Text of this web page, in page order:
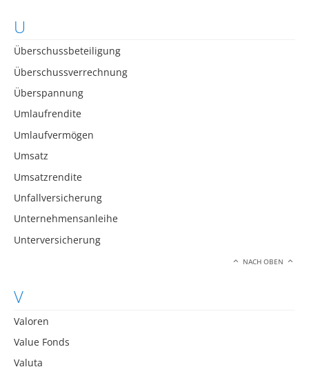
U
Überschussbeteiligung
Überschussverrechnung
Überspannung
Umlaufrendite
Umlaufvermögen
Umsatz
Umsatzrendite
Unfallversicherung
Unternehmensanleihe
Unterversicherung
NACH OBEN
V
Valoren
Value Fonds
Valuta